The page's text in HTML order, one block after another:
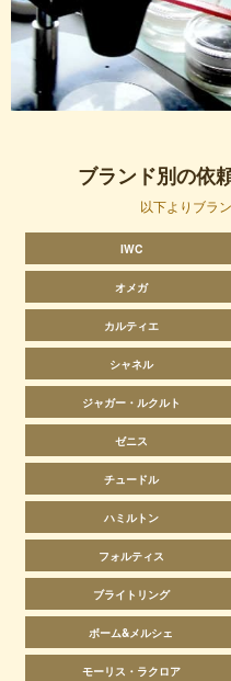
ブランド別の依
以下よりブラ
IWC
オメガ
カルティエ
シャネル
ジャガー・ルクルト
ゼニス
チュードル
ハミルトン
フォルティス
ブライトリング
ボーム&メルシェ
モーリス・ラクロア